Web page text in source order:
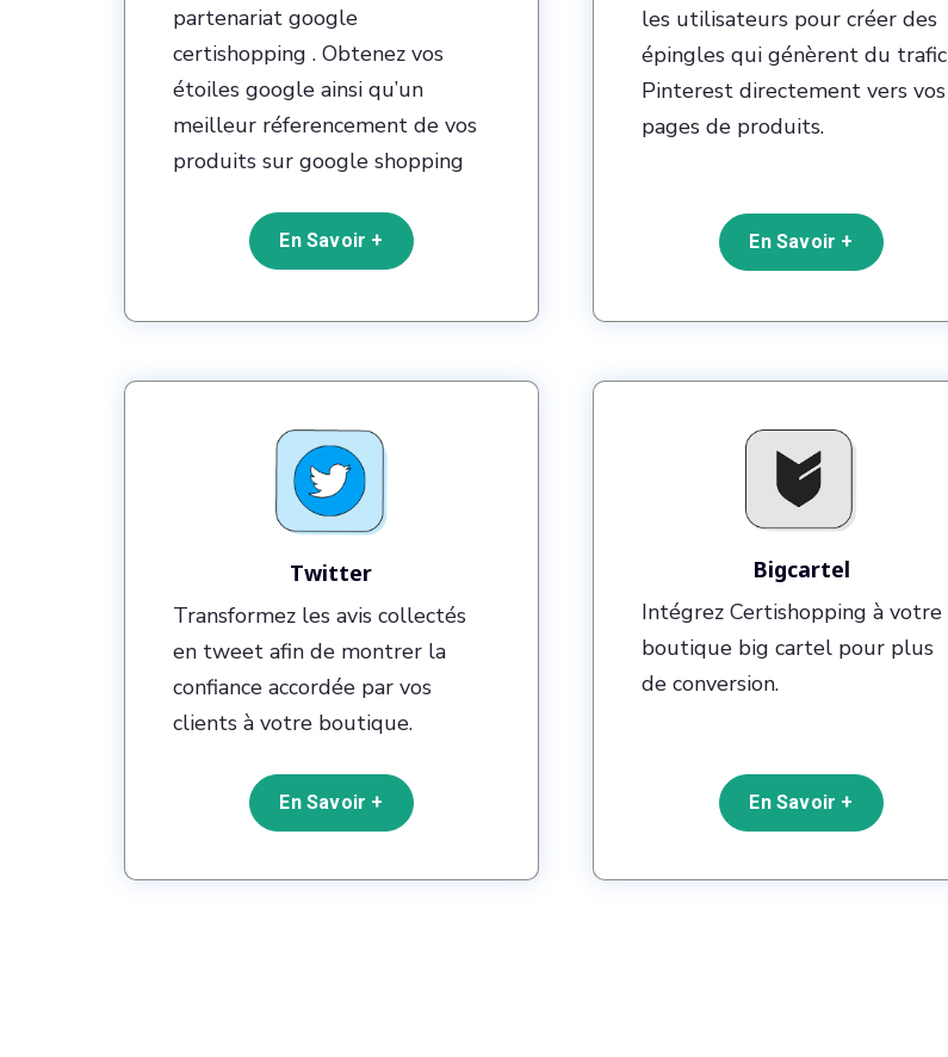
partenariat google
certishopping . Obtenez vos
étoiles google ainsi qu’un
meilleur réferencement de vos
produits sur google shopping
En Savoir +
les utilisateurs pour créer des
épingles qui génèrent du trafic
Pinterest directement vers vos
pages de produits.
En Savoir +
Twitter
Transformez les avis collectés
en tweet afin de montrer la
confiance accordée par vos
clients à votre boutique.
En Savoir +
Bigcartel
Intégrez Certishopping à votre
boutique big cartel pour plus
de conversion.
En Savoir +